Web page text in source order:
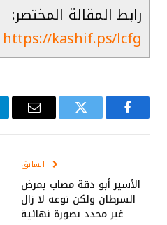
رابط المقالة المختصر:
https://kashif.ps/lcfg
فيسبوك تويتر
البريد
السابق
الأسير أبو دقة مصاب بمرض
السرطان ولكن نوعه لا زال
غير محدد بصورة نهائية